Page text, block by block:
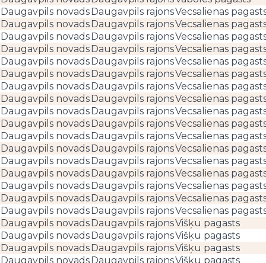
Daugavpils novads Daugavpils rajonsVecsalienas
Daugavpils novads Daugavpils rajonsVecsalienas
Daugavpils novads Daugavpils rajonsVecsalienas
Daugavpils novads Daugavpils rajonsVecsalienas
Daugavpils novads Daugavpils rajonsVecsalienas
Daugavpils novads Daugavpils rajonsVecsalienas
Daugavpils novads Daugavpils rajonsVecsalienas
Daugavpils novads Daugavpils rajonsVecsalienas
Daugavpils novads Daugavpils rajonsVecsalienas
Daugavpils novads Daugavpils rajonsVecsalienas
Daugavpils novads Daugavpils rajonsVecsalienas
Daugavpils novads Daugavpils rajonsVecsalienas
Daugavpils novads Daugavpils rajonsVecsalienas
Daugavpils novads Daugavpils rajonsVecsalienas
Daugavpils novads Daugavpils rajonsVecsalienas
Daugavpils novads Daugavpils rajonsVecsalienas
Daugavpils novads Daugavpils rajonsVecsalienas
Daugavpils novads Daugavpils rajonsVišķu pagasts
Daugavpils novads Daugavpils rajonsVišķu pagasts
Daugavpils novads Daugavpils rajonsVišķu pagasts
Daugavpils novads Daugavpils rajonsVišķu pagasts